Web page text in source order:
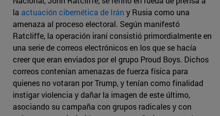
la actuación cibernética de Irán y Rusia como una
amenaza al proceso electoral. Según manifestó
Ratcliffe, la operación iraní consistió primordialmente en
una serie de correos electrónicos en los que se hacía
creer que eran enviados por el grupo Proud Boys. Dichos
correos contenían amenazas de fuerza física para
quienes no votaran por Trump, y tenían como finalidad
instigar violencia y dañar la imagen de este último,
asociando su campaña con grupos radicales y con